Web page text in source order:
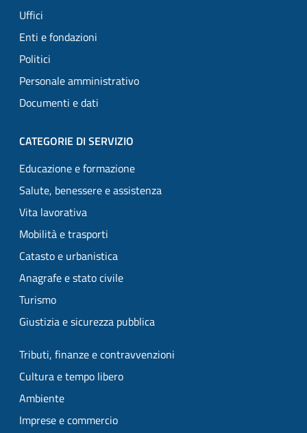
Uffici
Enti e fondazioni
Politici
Personale amministrativo
Documenti e dati
CATEGORIE DI SERVIZIO
Educazione e formazione
Salute, benessere e assistenza
Vita lavorativa
Mobilità e trasporti
Catasto e urbanistica
Anagrafe e stato civile
Turismo
Giustizia e sicurezza pubblica
Tributi, finanze e contravvenzioni
Cultura e tempo libero
Ambiente
Imprese e commercio